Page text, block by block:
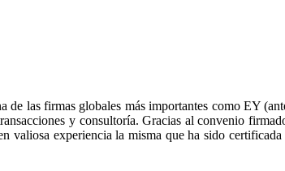
las firmas globales más importantes como EY
y consultoría. Gracias al convenio
valiosa experiencia la misma que ha sido